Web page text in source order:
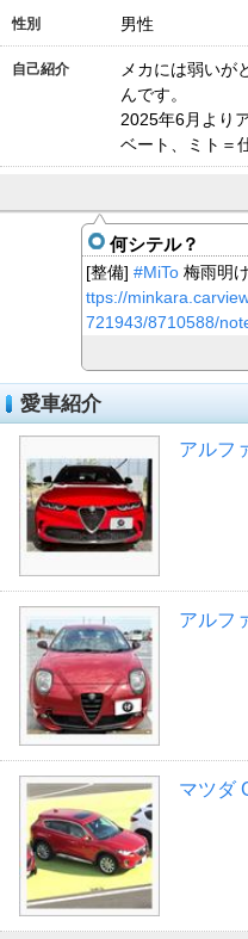
性別 男性
自己紹介
メカには弱いが
んです。
2025年6月より
ベート、ミト＝
何シテル？
[整備] #MiTo梅雨明
ttps://
721943/8710588/
愛車紹介
アルフ
アルフ
マツダ